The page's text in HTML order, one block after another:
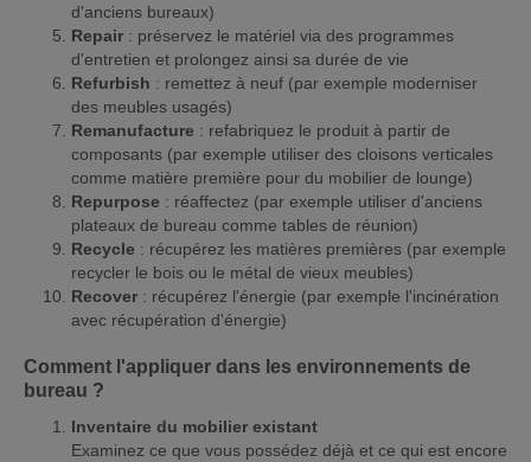
d'anciens bureaux)
Repair : préservez le matériel via des programmes
d'entretien et prolongez ainsi sa durée de vie
Refurbish : remettez à neuf (par exemple moderniser
des meubles usagés)
Remanufacture : refabriquez le produit à partir de
composants (par exemple utiliser des cloisons verticales
comme matière première pour du mobilier de lounge)
Repurpose : réaffectez (par exemple utiliser d'anciens
plateaux de bureau comme tables de réunion)
Recycle : récupérez les matières premières (par exemple
recycler le bois ou le métal de vieux meubles)
Recover : récupérez l'énergie (par exemple l'incinération
avec récupération d'énergie)
Comment l'appliquer dans les environnements de
bureau ?
Inventaire du mobilier existant
Examinez ce que vous possédez déjà et ce qui est encore